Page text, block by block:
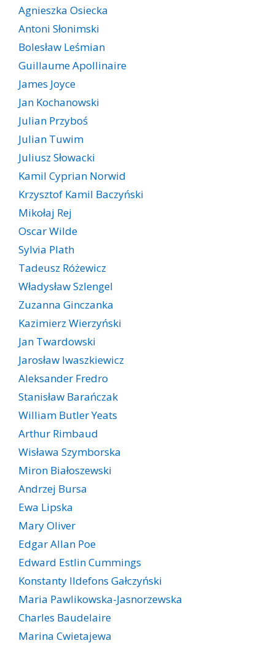
Agnieszka Osiecka
Antoni Słonimski
Bolesław Leśmian
Guillaume Apollinaire
James Joyce
Jan Kochanowski
Julian Przyboś
Julian Tuwim
Juliusz Słowacki
Kamil Cyprian Norwid
Krzysztof Kamil Baczyński
Mikołaj Rej
Oscar Wilde
Sylvia Plath
Tadeusz Różewicz
Władysław Szlengel
Zuzanna Ginczanka
Kazimierz Wierzyński
Jan Twardowski
Jarosław Iwaszkiewicz
Aleksander Fredro
Stanisław Barańczak
William Butler Yeats
Arthur Rimbaud
Wisława Szymborska
Miron Białoszewski
Andrzej Bursa
Ewa Lipska
Mary Oliver
Edgar Allan Poe
Edward Estlin Cummings
Konstanty Ildefons Gałczyński
Maria Pawlikowska-Jasnorzewska
Charles Baudelaire
Marina Cwietajewa